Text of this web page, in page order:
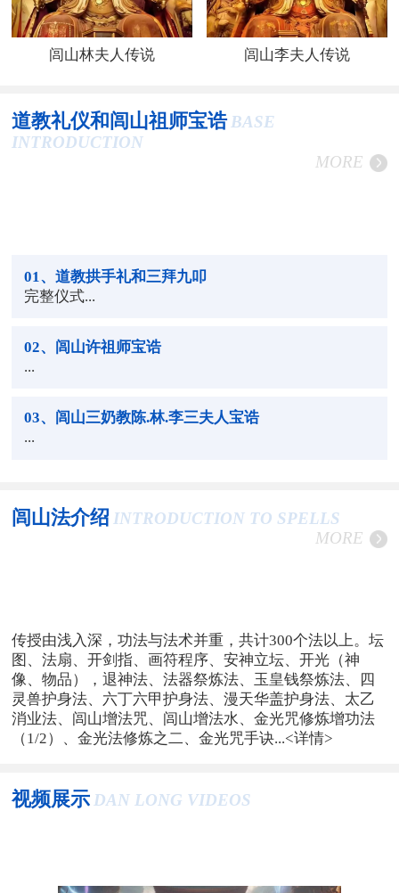
闾山林夫人传说 闾山李夫人传说
道教礼仪和闾山祖师宝诰 BASE
INTRODUCTION
MORE
01 、道教拱手礼和三拜九叩
完整仪式...
02、闾山许祖师宝诰
...
03、闾山三奶教陈.林.李三夫人宝诰
...
闾山法介绍 INTRODUCTION TO SPELLS
MORE
传授由浅入深，功法与法术并重，共计300个法以上。坛
图、法扇、开剑指、画符程序、安神立坛、开光（神
像、物品），退神法、法器祭炼法、玉皇钱祭炼法、四
灵兽护身法、六丁六甲护身法、漫天华盖护身法、太乙
消业法、闾山增法咒、闾山增法水、金光咒修炼增功法
（1/2）、金光法修炼之二、金光咒手诀...<详情>
视频展示 DAN LONG VIDEOS